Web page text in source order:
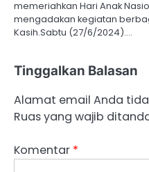
memeriahkan Hari Anak
mengadakan kegiatan
Kasih.Sabtu (27/6/2024).…
Tinggalkan Balasan
Alamat email Anda
Ruas yang wajib
Komentar *